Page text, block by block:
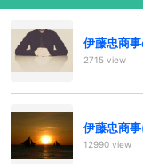
伊藤忠商
2715 view
伊藤忠商
12990 view